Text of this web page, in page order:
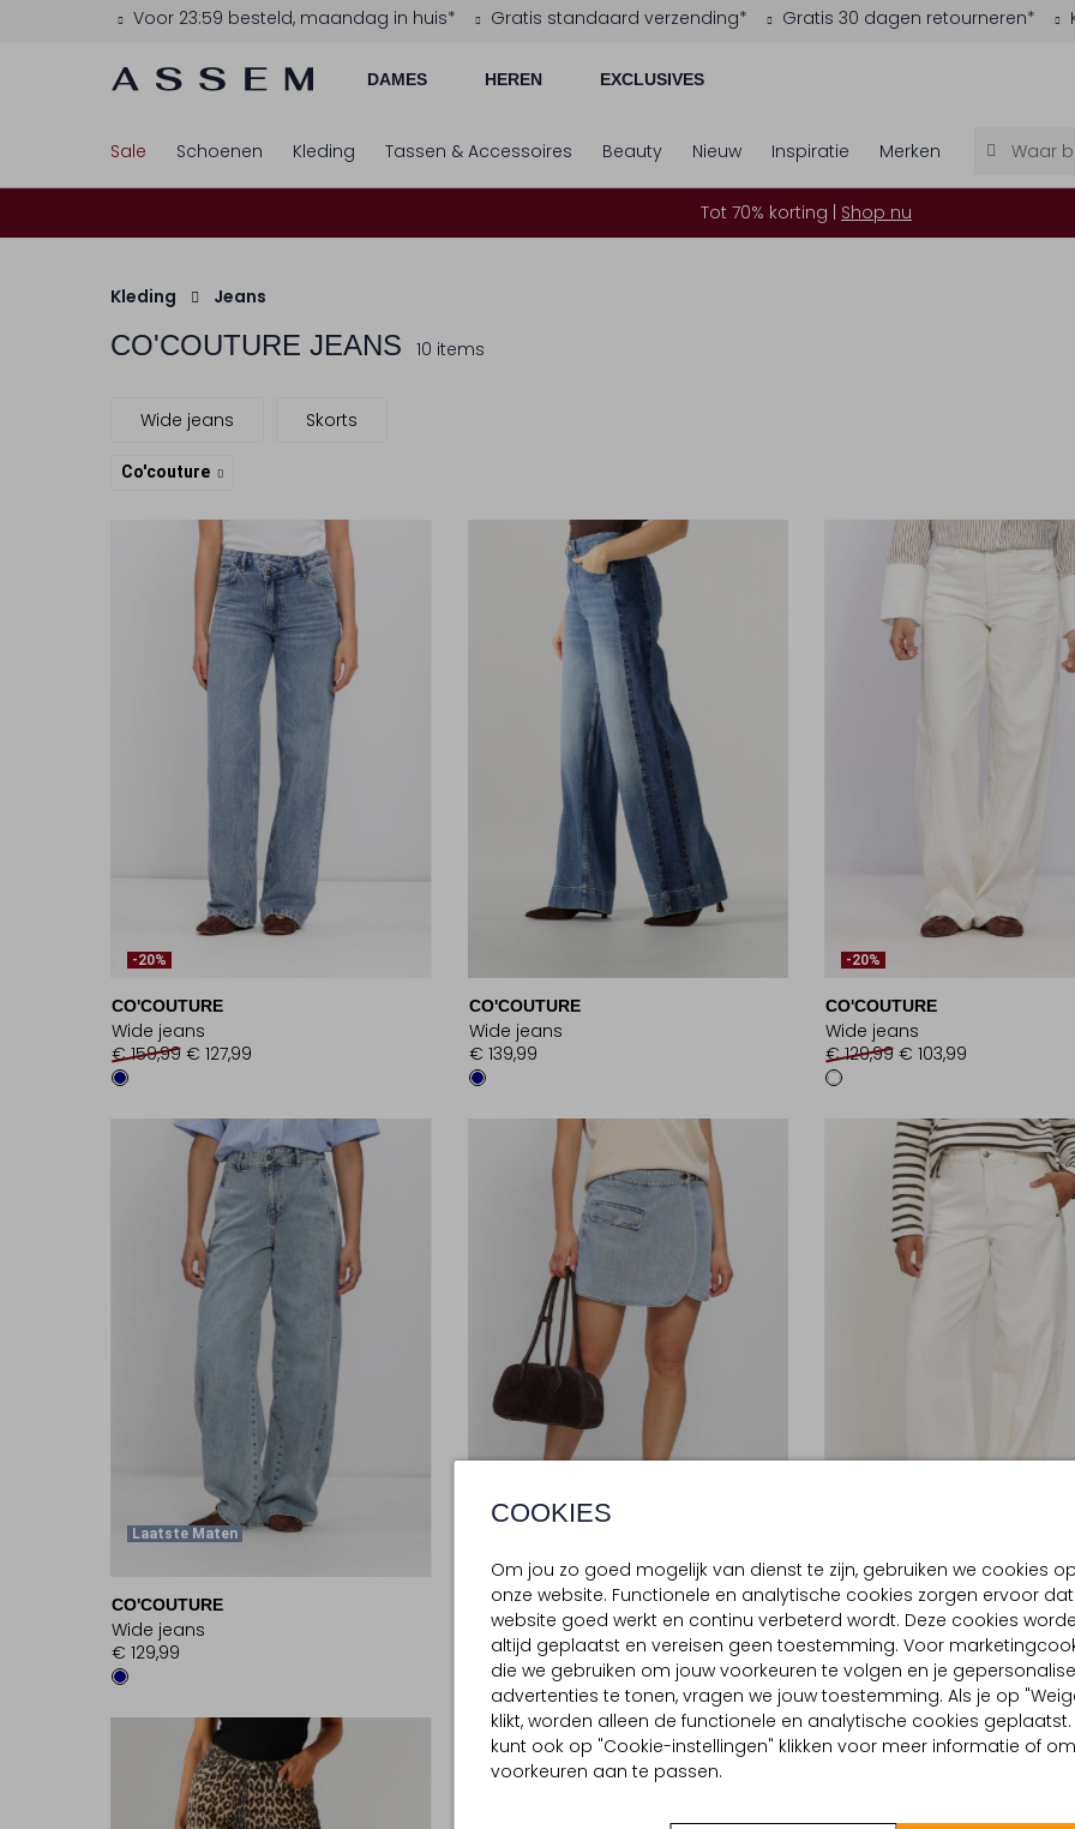
Voor 23:59 besteld, maandag in huis* Gratis standaard verzending* Gratis 30 dagen retourneren*
DAMES HEREN EXCLUSIVES
COOKIES
Om jou zo goed mogelijk van dienst te zijn, gebruiken we cookies op
onze website. Functionele en analytische cookies zorgen ervoor
website goed werkt en continu verbeterd wordt. Deze cookies
altijd geplaatst en vereisen geen toestemming. Voor
die we gebruiken om jouw voorkeuren te volgen en je
advertenties te tonen, vragen we jouw toestemming. Als je op
klikt, worden alleen de functionele en analytische cookies geplaatst.
kunt ook op "Cookie-instellingen" klikken voor meer informatie of
voorkeuren aan te passen.
Sale Schoenen Kleding Tassen & Accessoires Beauty Nieuw Inspiratie Merken
Tot 70% korting | Shop nu
Kleding Jeans
CO'COUTURE JEANS 10 items
Wide jeans Skorts
Co'couture
-20%
CO'COUTURE
Wide jeans
€ 159,99 € 127,99
CO'COUTURE
Wide jeans
€ 139,99
-20%
CO'COUTURE
Wide jeans
€ 129,99 € 103,99
Laatste Maten
CO'COUTURE
Wide jeans
€ 129,99
CO'COUTURE
Skorts
€ 109,99
Nieuw
CO'COUTURE
Wide jeans
€ 129,99